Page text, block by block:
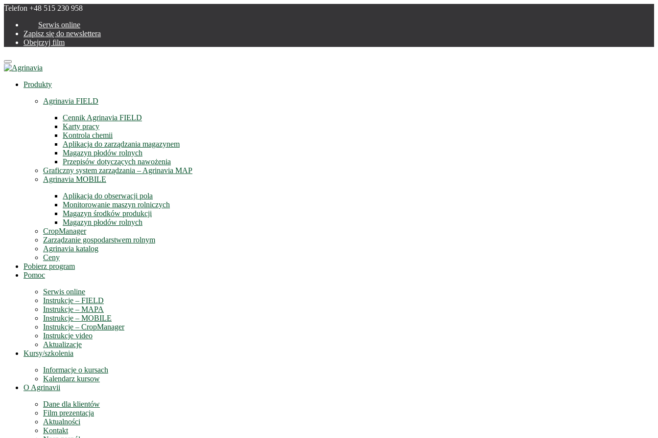
Telefon +48 515 230 958
Serwis online
Zapisz się do newslettera
Obejrzyj film
Menu
Produkty
Agrinavia FIELD
Cennik Agrinavia FIELD
Karty pracy
Kontrola chemii
Aplikacja do zarządzania magazynem
Magazyn płodów rolnych
Przepisów dotyczących nawożenia
Graficzny system zarządzania – Agrinavia MAP
Agrinavia MOBILE
Aplikacja do obserwacji pola
Monitorowanie maszyn rolniczych
Magazyn środków produkcji
Magazyn płodów rolnych
CropManager
Zarządzanie gospodarstwem rolnym
Agrinavia katalog
Ceny
Pobierz program
Pomoc
Serwis online
Instrukcje – FIELD
Instrukcje – MAPA
Instrukcje – MOBILE
Instrukcje – CropManager
Instrukcje video
Aktualizacje
Kursy/szkolenia
Informacje o kursach
Kalendarz kursow
O Agrinavii
Dane dla klientów
Film prezentacja
Aktualności
Kontakt